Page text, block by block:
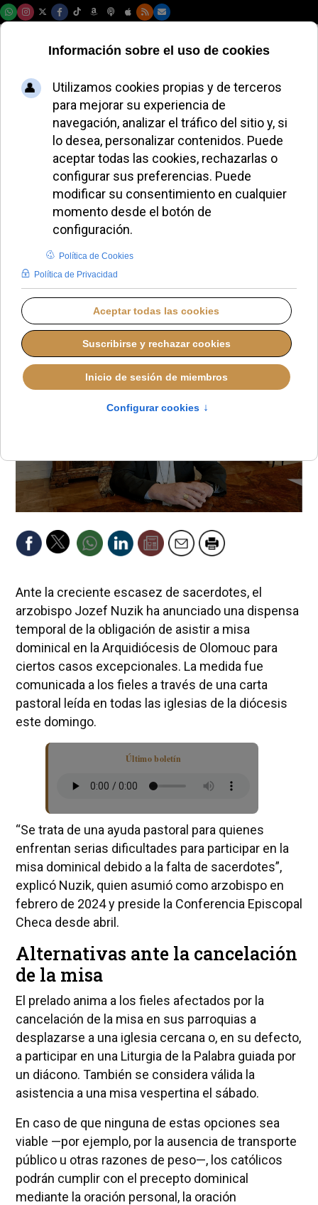
Un arzobispo checo
dispensa del
precepto dominical
ante la escasez de
sacerdotes
MIÉRCOLES, 02 JULIO 2025 09:28
Ante la creciente escasez de sacerdotes, el
arzobispo Jozef Nuzik ha anunciado una dispensa
temporal de la obligación de asistir a misa
dominical en la Arquidiócesis de Olomouc para
ciertos casos excepcionales. La medida fue
comunicada a los fieles a través de una carta
pastoral leída en todas las iglesias de la diócesis
este domingo.
Último boletín
“Se trata de una ayuda pastoral para quienes
enfrentan serias dificultades para participar en la
misa dominical debido a la falta de sacerdotes”,
explicó Nuzik, quien asumió como arzobispo en
febrero de 2024 y preside la Conferencia Episcopal
Checa desde abril.
Alternativas ante la cancelación
de la misa
El prelado anima a los fieles afectados por la
cancelación de la misa en sus parroquias a
desplazarse a una iglesia cercana o, en su defecto,
a participar en una Liturgia de la Palabra guiada por
un diácono. También se considera válida la
asistencia a una misa vespertina el sábado.
En caso de que ninguna de estas opciones sea
viable —por ejemplo, por la ausencia de transporte
público u otras razones de peso—, los católicos
podrán cumplir con el precepto dominical
mediante la oración personal, la oración